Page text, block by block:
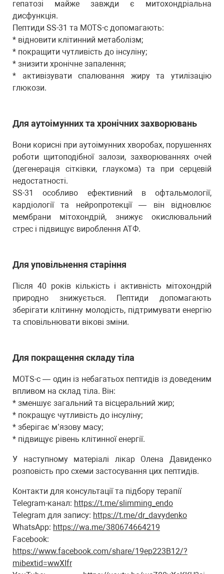
гепатозі майже завжди є митохондріальна
дисфункція.
Пептиди SS-31 та MOTS-c допомагають:
* відновити клітинний метаболізм;
* покращити чутливість до інсуліну;
* знизити хронічне запалення;
* активізувати спалювання жиру та утилізацію
глюкози.
Для аутоімунних та хронічних захворювань
Вони корисні при аутоімунних хворобах, порушеннях
роботи щитоподібної залози, захворюваннях очей
(дегенерація сітківки, глаукома) та при серцевій
недостатності.
SS-31 особливо ефективний в офтальмології,
кардіології та нейропротекції — він відновлює
мембрани мітохондрій, знижує окислювальний
стрес і підвищує вироблення АТФ.
Для уповільнення старіння
Після 40 років кількість і активність мітохондрій
природно знижується. Пептиди допомагають
зберігати клітинну молодість, підтримувати енергію
та сповільнювати вікові зміни.
Для покращення складу тіла
MOTS-c — один із небагатьох пептидів із доведеним
впливом на склад тіла. Він:
* зменшує загальний та вісцеральний жир;
* покращує чутливість до інсуліну;
* зберігає м’язову масу;
* підвищує рівень клітинної енергії.
У наступному матеріалі лікар Олена Давиденко
розповість про схеми застосування цих пептидів.
Контакти для консультації та підбору терапії
Telegram-канал: https://t.me/slimming_endo
Telegram для запису: https://t.me/dr_davydenko
WhatsApp: https://wa.me/380674664219
Facebook:
https://www.facebook.com/share/19ep223B12/?
mibextid=wwXIfr